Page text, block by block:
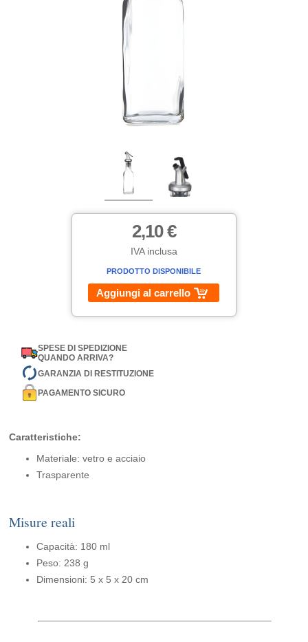
2,10 €
IVA inclusa
PRODOTTO DISPONIBILE
Aggiungi al carrello
SPESE DI SPEDIZIONE
QUANDO ARRIVA?
GARANZIA DI RESTITUZIONE
PAGAMENTO SICURO
Caratteristiche:
Materiale: vetro e acciaio
Trasparente
Misure reali
Capacità: 180 ml
Peso: 238 g
Dimensioni: 5 x 5 x 20 cm